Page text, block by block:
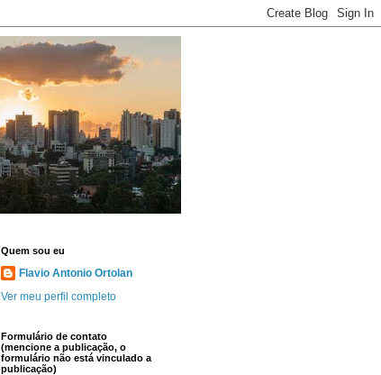
Quem sou eu
Flavio Antonio Ortolan
Ver meu perfil completo
Formulário de contato
(mencione a publicação, o
formulário não está vinculado a
publicação)